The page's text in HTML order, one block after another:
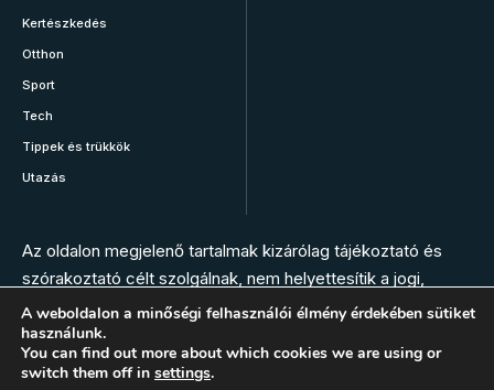
Kertészkedés
Otthon
Sport
Tech
Tippek és trükkök
Utazás
Az oldalon megjelenő tartalmak kizárólag tájékoztató és
szórakoztató célt szolgálnak, nem helyettesítik a jogi,
orvosi, állatorvosi, gyógyszerészi vagy más szakember
tanácsát. Az oldal szerkesztésében nem vesznek részt
szakemberek. Bármilyen panasz, tünet vagy egészségügyi
A weboldalon a minőségi felhasználói élmény érdekében sütiket
használunk.
You can find out more about which cookies we are using or
switch them off in settings.